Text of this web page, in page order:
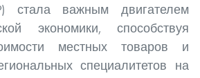
стала важным двигателем
экономики, способствуя
местных товаров и
специалитетов на